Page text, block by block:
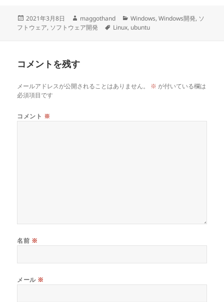
投
稿
2021年3月8日
作
成
maggothand
カ
テ
Windows,Windows開発, ソ
フトウェア, ソフトウェア開発
タ
Linux, ubuntu
コメントを残す
メールアドレスが公開されることはありません。 ※ が付いている欄は
必須項目です
コメント ※
名前 ※
メール ※